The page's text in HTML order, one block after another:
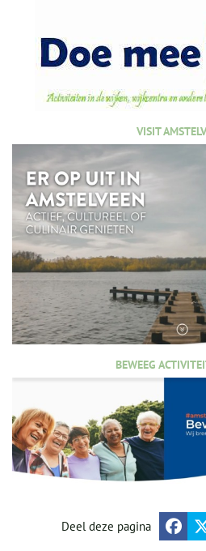
VISIT
BEWEEG
Deel deze pagina